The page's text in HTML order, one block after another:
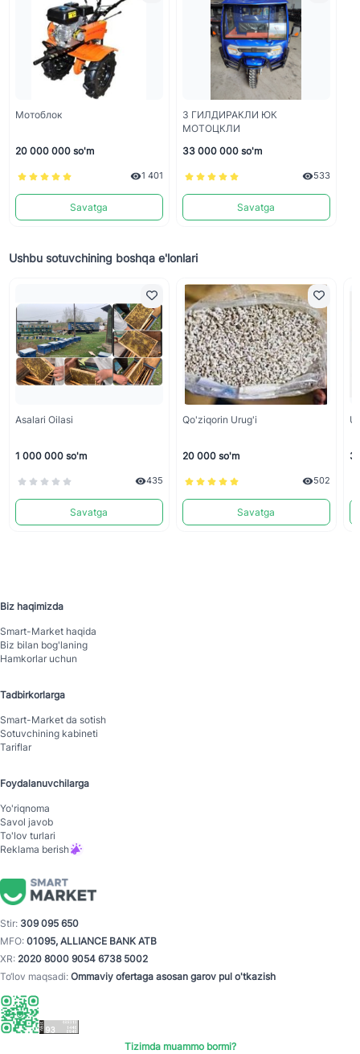
Мотоблок
20 000 000 so'm
1 401
Savatga
3 ГИЛДИРАКЛИ ЮК
МОТОЦКЛИ
33 000 000 so'm
533
Savatga
Ushbu sotuvchining boshqa e'lonlari
Asalari Oilasi
1 000 000 so'm
435
Savatga
Qo'ziqorin Urug'i
20 000 so'm
502
Savatga
Biz haqimizda
Smart-Mаrket haqida
Biz bilan bog'laning
Hamkorlar uchun
Tadbirkorlarga
Smart-Mаrket da sotish
Sotuvchining kabineti
Tariflar
Foydalanuvchilarga
Yo'riqnoma
Savol javob
To'lov turlari
Reklama berish
Stir: 309 095 650
MFO: 01095, ALLIANCE BANK ATB
XR: 2020 8000 9054 6738 5002
To‘lov maqsadi: Ommaviy ofertaga asosan garov pul o'tkazish
Tizimda muammo bormi?